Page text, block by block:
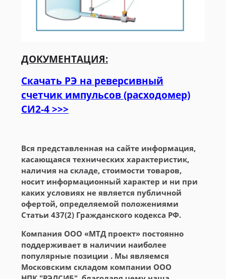
ДОКУМЕНТАЦИЯ:
Скачать РЭ на реверсивный
счетчик импульсов (расходомер)
СИ2-4 >>>
Вся представленная на сайте информация,
касающаяся технических характеристик,
наличия на складе, стоимости товаров,
носит информационный характер и ни при
каких условиях не является публичной
офертой, определяемой положениями
Статьи 437(2) Гражданского кодекса РФ.
Компания ООО «МТД проект» постоянно
поддерживает в наличии наиболее
популярные позиции . Мы являемся
Московским складом компании ООО